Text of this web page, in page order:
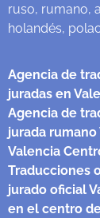
ruso, rumano,
holandés,
Agencia de
juradas en
Agencia de
jurada
Valencia
Traducciones
jurado oficial
en el centro